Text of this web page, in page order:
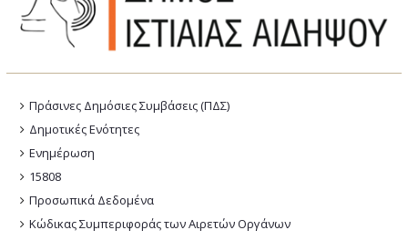
Πράσινες Δημόσιες Συμβάσεις (ΠΔΣ)
Δημοτικές Ενότητες
Ενημέρωση
15808
Προσωπικά Δεδομένα
Κώδικας Συμπεριφοράς των Αιρετών Οργάνων